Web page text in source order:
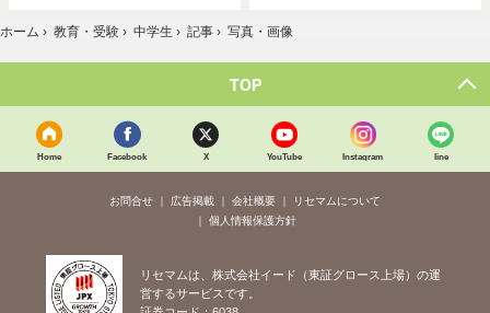
ホーム › 教育・受験 › 中学生 › 記事 › 写真・画像
TOP
Home Facebook X YouTube Instagram line
お問合せ 広告掲載 会社概要
リセマムについて
個人情報保護方針
リセマムは、株式会社イード（東証グロース上場）の運
営するサービスです。